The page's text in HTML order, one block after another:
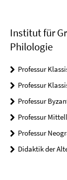
Institut für
Philologie
Professur
Professur
Professur
Professur
Professur
Didaktik der